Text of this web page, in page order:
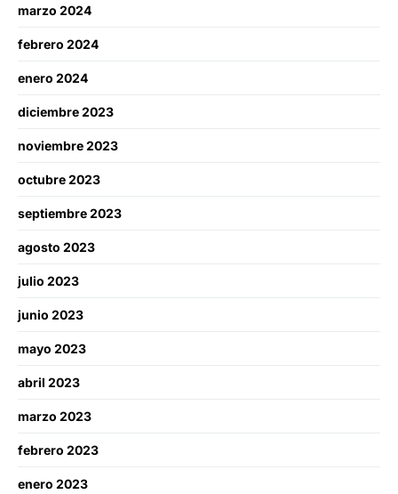
marzo 2024
febrero 2024
enero 2024
diciembre 2023
noviembre 2023
octubre 2023
septiembre 2023
agosto 2023
julio 2023
junio 2023
mayo 2023
abril 2023
marzo 2023
febrero 2023
enero 2023